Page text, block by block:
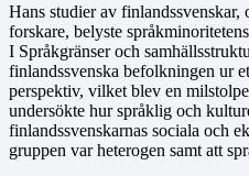
Hans studier av finlandssvenskar,
forskare, belyste
I Språkgränser och
finlandssvenska befolkningen ur
perspektiv, vilket blev en
undersökte hur språklig och
finlandssvenskarnas sociala och
gruppen var heterogen samt att